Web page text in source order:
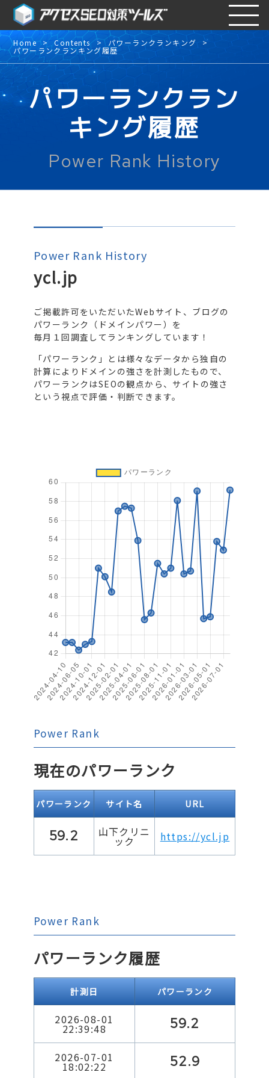
Home Contents パワーランクランキング
パワーランクランキング履歴
パワーランクラン
キング履歴
Power Rank History
Power Rank History
ycl.jp
ご掲載許可をいただいたWebサイト、ブログの
パワーランク（ドメインパワー）を
毎月１回調査してランキングしています！
「パワーランク」とは様々なデータから独自の
計算によりドメインの強さを計測したもので、
パワーランクはSEOの観点から、サイトの強さ
という視点で評価・判断できます。
Power Rank
現在のパワーランク
パワーランク サイト名 URL
59.2 山下クリニ
ック https://ycl.jp
Power Rank
パワーランク履歴
計測日 パワーランク
2026-08-01
22:39:48 59.2
2026-07-01
18:02:22 52.9